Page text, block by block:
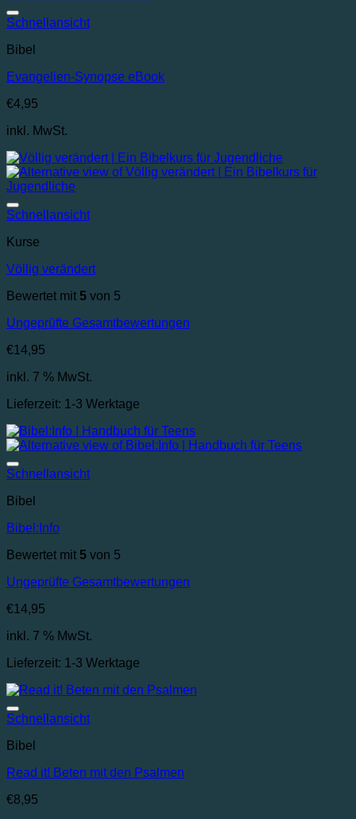
Schnellansicht
Bibel
Evangelien-Synopse eBook
€4,95
inkl. MwSt.
Schnellansicht
Kurse
Völlig verändert
Bewertet mit 5 von 5
Ungeprüfte Gesamtbewertungen
€14,95
inkl. 7 % MwSt.
Lieferzeit: 1-3 Werktage
Schnellansicht
Bibel
Bibel:Info
Bewertet mit 5 von 5
Ungeprüfte Gesamtbewertungen
€14,95
inkl. 7 % MwSt.
Lieferzeit: 1-3 Werktage
Schnellansicht
Bibel
Read it! Beten mit den Psalmen
€8,95